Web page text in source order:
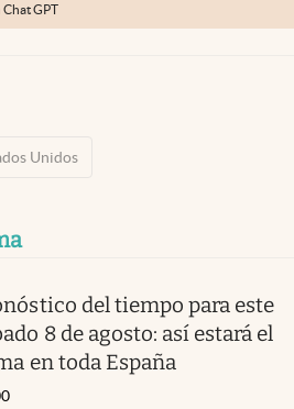
GPT
Unidos
del tiempo para este
8 de agosto: así estará el
en toda España